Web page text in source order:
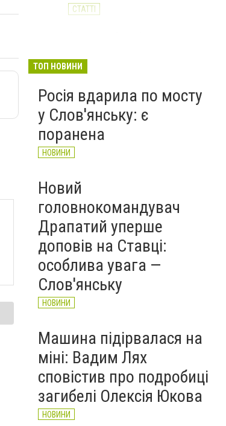
СТАТТІ
річний чоловік у реанімації
ТОП НОВИНИ
Росія вдарила по мосту
у Слов'янську: є
поранена
НОВИНИ
Новий
головнокомандувач
Драпатий уперше
доповів на Ставці:
особлива увага —
Слов'янську
НОВИНИ
Машина підірвалася на
міні: Вадим Лях
сповістив про подробиці
загибелі Олексія Юкова
НОВИНИ